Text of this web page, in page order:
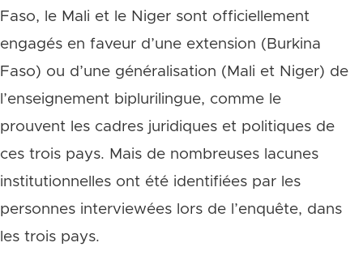
Faso, le Mali et le Niger sont officiellement
engagés en faveur d’une extension (Burkina
Faso) ou d’une généralisation (Mali et Niger) de
l’enseignement biplurilingue, comme le
prouvent les cadres juridiques et politiques de
ces trois pays. Mais de nombreuses lacunes
institutionnelles ont été identifiées par les
personnes interviewées lors de l’enquête, dans
les trois pays.